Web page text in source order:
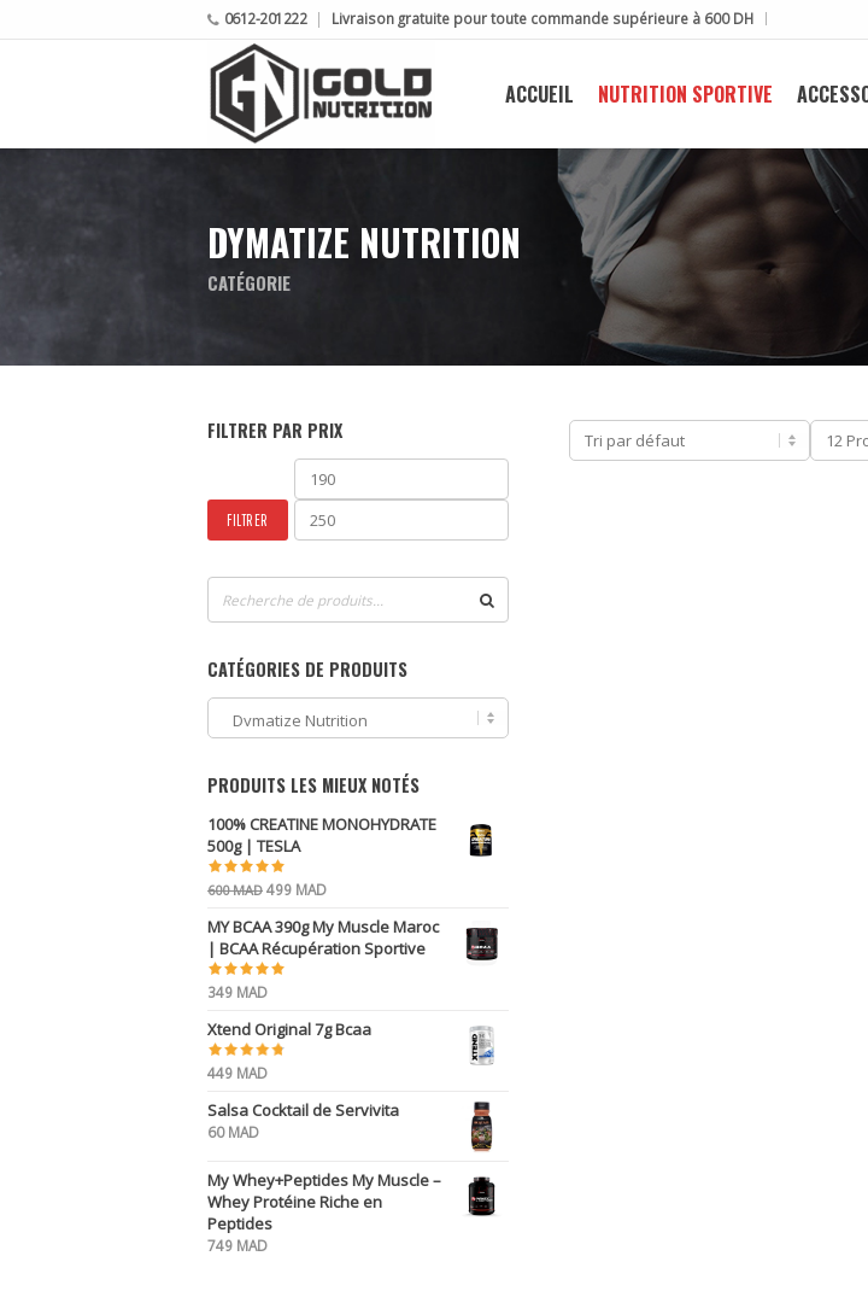
0612-201222 Livraison gratuite pour toute commande supérieure à 600 DH
ACCUEIL NUTRITION SPORTIVE
DYMATIZE NUTRITION
CATÉGORIE
FILTRER PAR PRIX
Prix
min
FILTRER
Recherche
pour :
CATÉGORIES DE PRODUITS
PRODUITS LES MIEUX NOTÉS
100% CREATINE MONOHYDRATE
500g | TESLA
600MAD Le
initial
était :
600 MAD.
499 MADLe
actuel
est :
MY BCAA 390g My Muscle Maroc
| BCAA Récupération Sportive
349 MAD
Xtend Original 7g Bcaa
449 MAD
Salsa Cocktail de Servivita
60MAD
My Whey+Peptides My Muscle –
Whey Protéine Riche en
Peptides
749 MAD